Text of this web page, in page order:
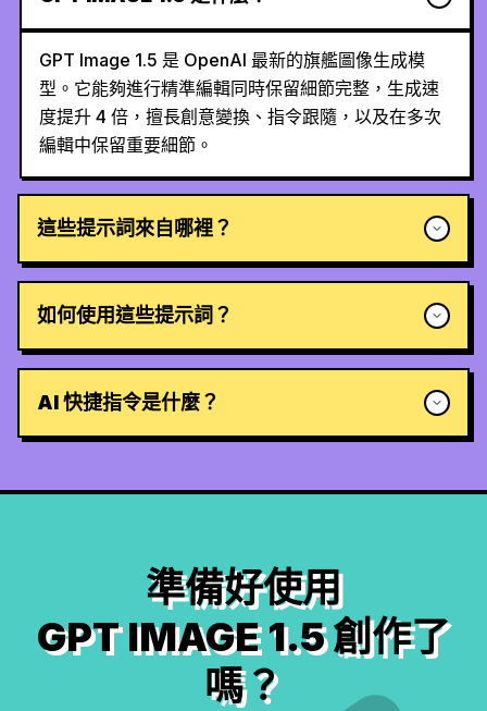
GPT Image 1.5 是 OpenAI 最新的旗艦圖像生成模
型。它能夠進行精準編輯同時保留細節完整，生成速
度提升 4 倍，擅長創意變換、指令跟隨，以及在多次
編輯中保留重要細節。
這些提示詞來自哪裡？
如何使用這些提示詞？
AI 快捷指令是什麼？
準備好使用
GPT IMAGE 1.5 創作了
嗎？